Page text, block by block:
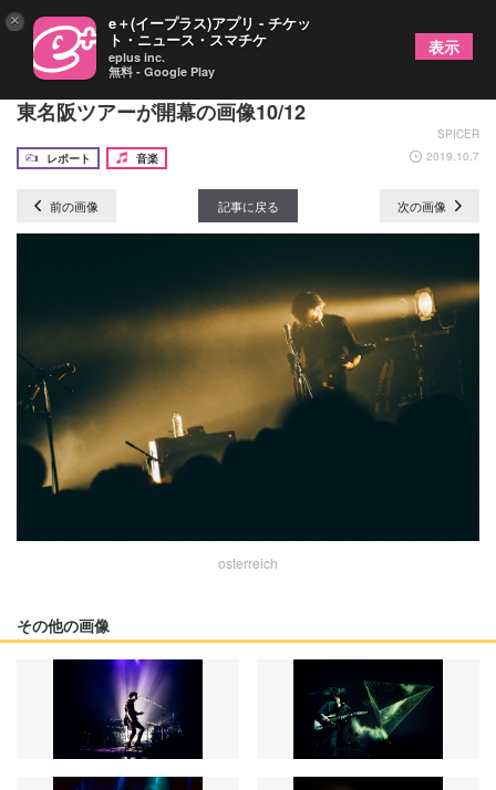
TK from 凛として時雨、新曲「melt」を初披露した
東名阪ツアーが開幕の画像10/12
SPICER
レポート
音楽 2019.10.7
前の画像 記事に戻る 次の画像
osterreich
その他の画像
× e＋(イープラス)アプリ - チケッ
ト・ニュース・スマチケ
eplus inc.
無料 - Google Play
表示